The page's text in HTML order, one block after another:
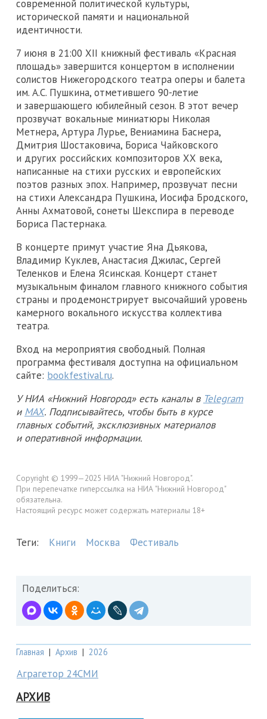
современной политической культуры,
исторической памяти и национальной
идентичности.
7 июня в 21:00 XII книжный фестиваль «Красная
площадь» завершится концертом в исполнении
солистов Нижегородского театра оперы и балета
им. А.С. Пушкина, отметившего 90-летие
и завершающего юбилейный сезон. В этот вечер
прозвучат вокальные миниатюры Николая
Метнера, Артура Лурье, Вениамина Баснера,
Дмитрия Шостаковича, Бориса Чайковского
и других российских композиторов ХХ века,
написанные на стихи русских и европейских
поэтов разных эпох. Например, прозвучат песни
на стихи Александра Пушкина, Иосифа Бродского,
Анны Ахматовой, сонеты Шекспира в переводе
Бориса Пастернака.
В концерте примут участие Яна Дьякова,
Владимир Куклев, Анастасия Джилас, Сергей
Теленков и Елена Ясинская. Концерт станет
музыкальным финалом главного книжного события
страны и продемонстрирует высочайший уровень
камерного вокального искусства коллектива
театра.
Вход на мероприятия свободный. Полная
программа фестиваля доступна на официальном
сайте: bookfestival.ru.
У НИА «Нижний Новгород» есть каналы в Telegram
и MAX. Подписывайтесь, чтобы быть в курсе
главных событий, эксклюзивных материалов
и оперативной информации.
Copyright © 1999—2025 НИА "Нижний Новгород".
При перепечатке гиперссылка на НИА "Нижний Новгород"
обязательна.
Настоящий ресурс может содержать материалы 18+
Теги: Книги Москва Фестиваль
Поделиться:
Главная | Архив | 2026
Аграгетор 24СМИ
АРХИВ